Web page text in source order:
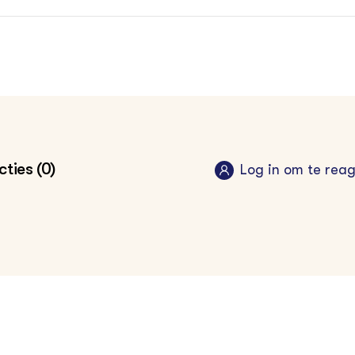
(0) Log in om te